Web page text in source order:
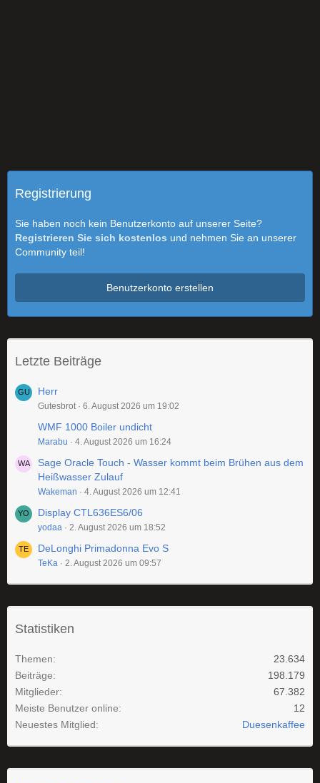
Registrierung
Sie haben noch kein Benutzerkonto auf unserer Seite?
Registrieren Sie sich kostenlos und nehmen Sie an unserer
Community teil!
Benutzerkonto erstellen
Letzte Beiträge
Herr
Gutesbrot 6. August 2026 um 19:02
WMF 1000 Boiler undicht
Marabu 4. August 2026 um 16:24
Sage Oracle Touch - Wasser kommt beim Brühen aus dem
Heißwasser Zulauf
Wakeman 4. August 2026 um 12:41
Display CTL636ES6/06
yodaa 2. August 2026 um 18:52
DeLonghi Primadonna Evo S
TeKa 2. August 2026 um 09:57
Statistiken
Themen
23.634
Beiträge
198.179
Mitglieder
67.382
Meiste Benutzer online
12
Neuestes Mitglied
Duesenkaffee